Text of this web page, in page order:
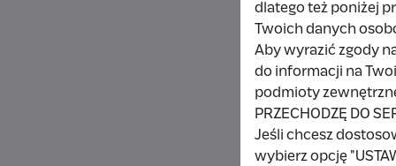
solistycznej wersji,
stały się przepustką
jednej osoby, a nie
Co w
dlatego też poniżej
Twoich danych
Aby wyrazić zgody
do informacji na
podmioty
PRZECHODZĘ DO
Jeśli chcesz
wybierz opcję